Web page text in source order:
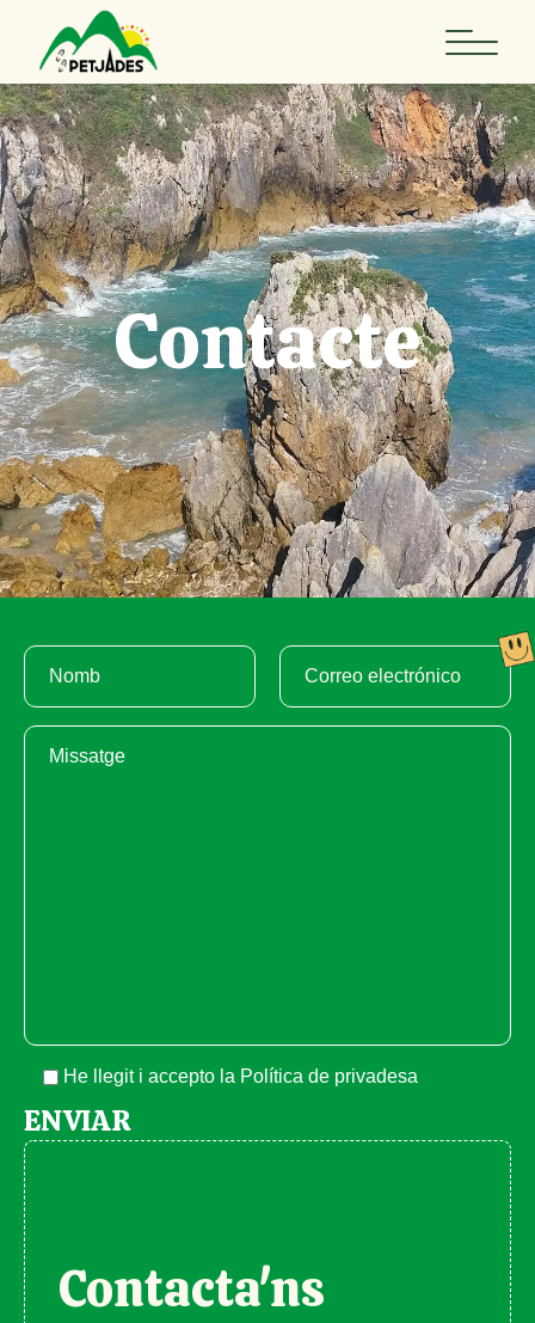
Contacte
He llegit i accepto la Política de privadesa
ENVIAR
Contacta'ns